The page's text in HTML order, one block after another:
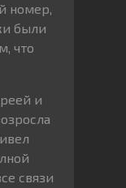
номер,
были
что
и
связи